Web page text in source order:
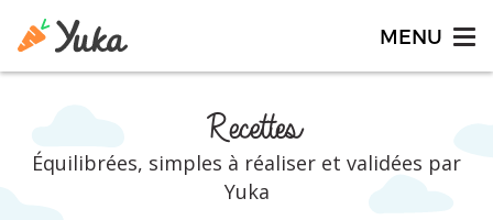
Recettes
Équilibrées, simples à réaliser et validées par
Yuka